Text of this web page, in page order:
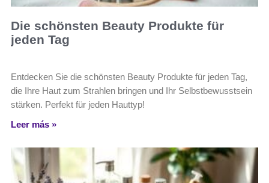
Die schönsten Beauty Produkte für
jeden Tag
Entdecken Sie die schönsten Beauty Produkte für jeden Tag,
die Ihre Haut zum Strahlen bringen und Ihr Selbstbewusstsein
stärken. Perfekt für jeden Hauttyp!
Leer más »